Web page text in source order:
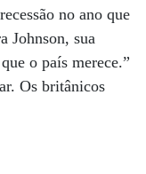
no ano que
Johnson, sua
o país merece.”
Os britânicos